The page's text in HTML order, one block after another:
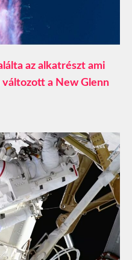
az alkatrészt ami
a New Glenn